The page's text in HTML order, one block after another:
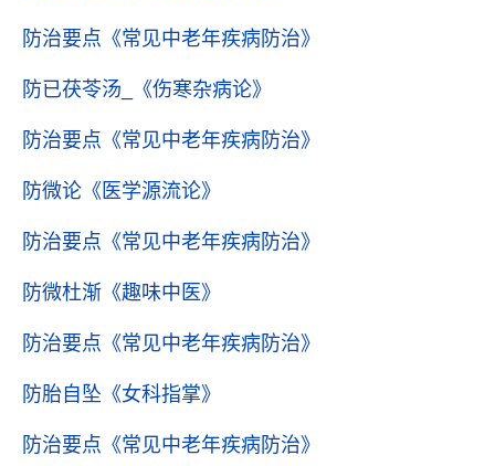
防治要点 《常见中老年疾病防治》
防已茯苓汤_ 《伤寒杂病论》
防治要点 《常见中老年疾病防治》
防微论 《医学源流论》
防治要点 《常见中老年疾病防治》
防微杜渐 《趣味中医》
防治要点 《常见中老年疾病防治》
防胎自坠 《女科指掌》
防治要点 《常见中老年疾病防治》